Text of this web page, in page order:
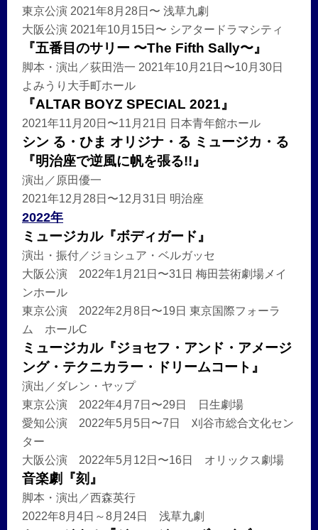
東京公演 2021年8月28日〜 浅草九劇
大阪公演 2021年10月15日〜 シアタードラマシティ
『五番目のサリー 〜The Fifth Sally〜』
脚本・演出／荻田浩一 2021年10月21日〜10月30日
よみうり大手町ホール
『ALTAR BOYZ SPECIAL 2021』
2021年11月20日〜11月21日 日本青年館ホール
シン る・ひま オリジナ・る ミュージカ・る
『明治座で逆風に帆を張る!!』
演出／原田優一
2021年12月28日〜12月31日 明治座
2022年
ミュージカル『ボディガード』
演出・振付／ジョシュア・ベルガッセ
大阪公演 2022年1月21日〜31日 梅田芸術劇場メイ
ンホール
東京公演 2022年2月8日〜19日 東京国際フォーラ
ム ホールC
ミュージカル『ジョセフ・アンド・アメージ
ング・テクニカラー・ドリームコート』
演出／ダレン・ヤップ
東京公演 2022年4月7日〜29日 日生劇場
愛知公演 2022年5月5日〜7日 刈谷市総合文化セン
ター
大阪公演 2022年5月12日〜16日 オリックス劇場
音楽劇『刻』
脚本・演出／西森英行
2022年8月4日～8月24日 浅草九劇